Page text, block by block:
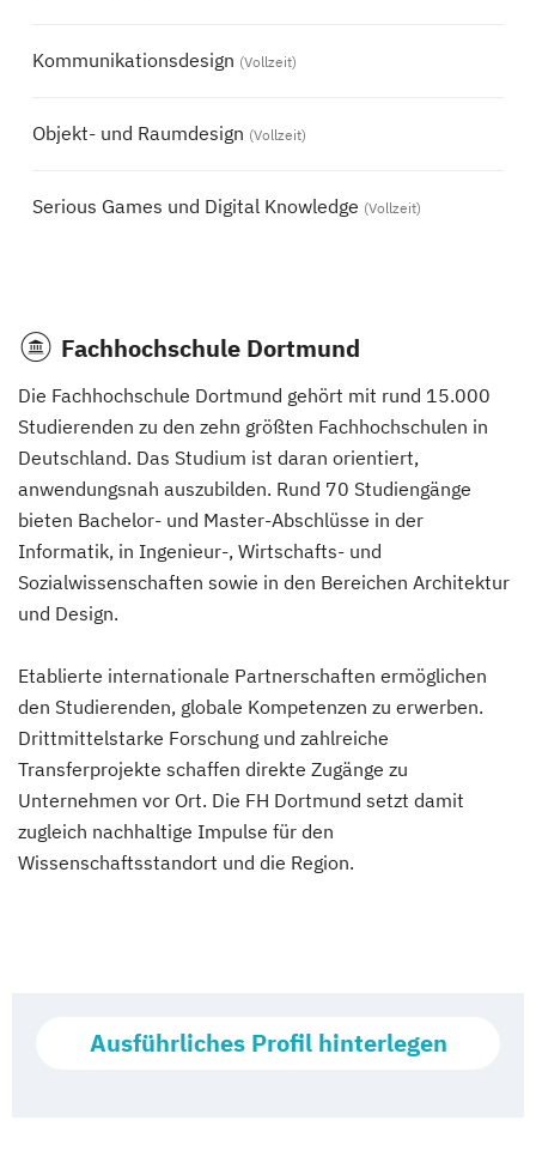
Kommunikationsdesign (Vollzeit)
Objekt- und Raumdesign (Vollzeit)
Serious Games und Digital Knowledge (Vollzeit)
Fachhochschule Dortmund
Die Fachhochschule Dortmund gehört mit rund 15.000
Studierenden zu den zehn größten Fachhochschulen in
Deutschland. Das Studium ist daran orientiert,
anwendungsnah auszubilden. Rund 70 Studiengänge
bieten Bachelor- und Master-Abschlüsse in der
Informatik, in Ingenieur-, Wirtschafts- und
Sozialwissenschaften sowie in den Bereichen Architektur
und Design.
Etablierte internationale Partnerschaften ermöglichen
den Studierenden, globale Kompetenzen zu erwerben.
Drittmittelstarke Forschung und zahlreiche
Transferprojekte schaffen direkte Zugänge zu
Unternehmen vor Ort. Die FH Dortmund setzt damit
zugleich nachhaltige Impulse für den
Wissenschaftsstandort und die Region.
Ausführliches Profil hinterlegen